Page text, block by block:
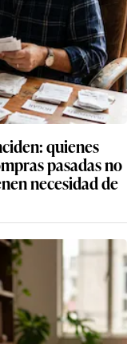
quienes
pasadas no
necesidad de